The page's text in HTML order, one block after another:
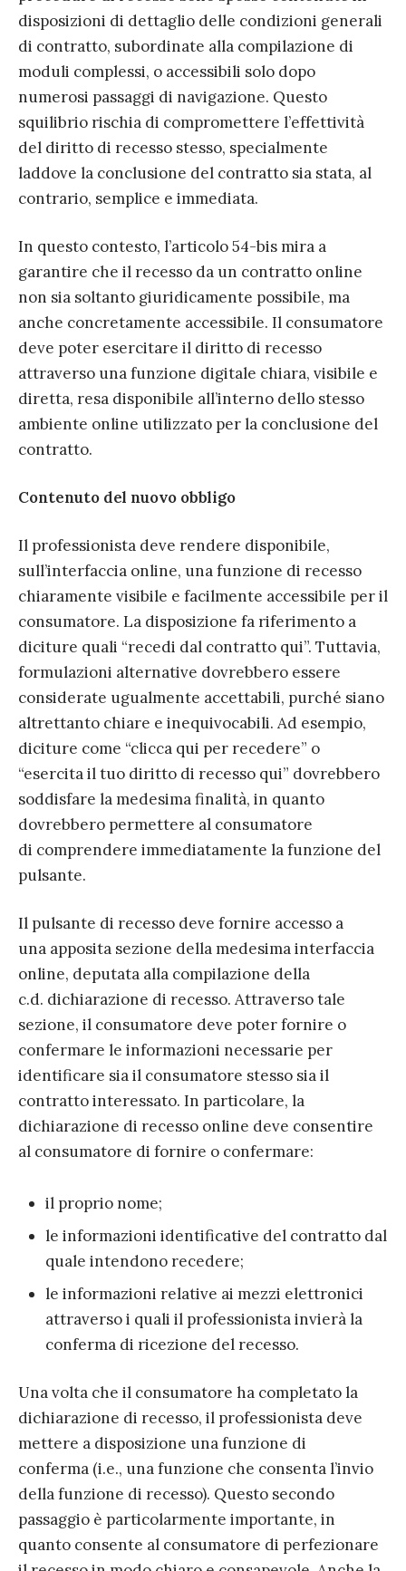
disposizioni di dettaglio delle condizioni generali
di contratto, subordinate alla compilazione di
moduli complessi, o accessibili solo dopo
numerosi passaggi di navigazione. Questo
squilibrio rischia di compromettere l’effettività
del diritto di recesso stesso, specialmente
laddove la conclusione del contratto sia stata, al
contrario, semplice e immediata.
In questo contesto, l’articolo 54-bis mira a
garantire che il recesso da un contratto online
non sia soltanto giuridicamente possibile, ma
anche concretamente accessibile. Il consumatore
deve poter esercitare il diritto di recesso
attraverso una funzione digitale chiara, visibile e
diretta, resa disponibile all’interno dello stesso
ambiente online utilizzato per la conclusione del
contratto.
Contenuto del nuovo obbligo
Il professionista deve rendere disponibile,
sull’interfaccia online, una funzione di recesso
chiaramente visibile e facilmente accessibile per il
consumatore. La disposizione fa riferimento a
diciture quali “recedi dal contratto qui”. Tuttavia,
formulazioni alternative dovrebbero essere
considerate ugualmente accettabili, purché siano
altrettanto chiare e inequivocabili. Ad esempio,
diciture come “clicca qui per recedere” o
“esercita il tuo diritto di recesso qui” dovrebbero
soddisfare la medesima finalità, in quanto
dovrebbero permettere al consumatore
di comprendere immediatamente la funzione del
pulsante.
Il pulsante di recesso deve fornire accesso a
una apposita sezione della medesima interfaccia
online, deputata alla compilazione della
c.d. dichiarazione di recesso. Attraverso tale
sezione, il consumatore deve poter fornire o
confermare le informazioni necessarie per
identificare sia il consumatore stesso sia il
contratto interessato. In particolare, la
dichiarazione di recesso online deve consentire
al consumatore di fornire o confermare:
il proprio nome;
le informazioni identificative del contratto dal
quale intendono recedere;
le informazioni relative ai mezzi elettronici
attraverso i quali il professionista invierà la
conferma di ricezione del recesso.
Una volta che il consumatore ha completato la
dichiarazione di recesso, il professionista deve
mettere a disposizione una funzione di
conferma (i.e., una funzione che consenta l’invio
della funzione di recesso). Questo secondo
passaggio è particolarmente importante, in
quanto consente al consumatore di perfezionare